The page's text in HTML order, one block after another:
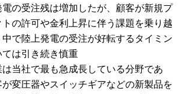
電の受注残は増加したが、顧客が新規プ
トの許可や金利上昇に伴う課題を乗り越
中で陸上発電の受注が好転するタイミン
ては引き続き慎重
は当社で最も急成長している分野であ
が変圧器やスイッチギアなどの新製品を